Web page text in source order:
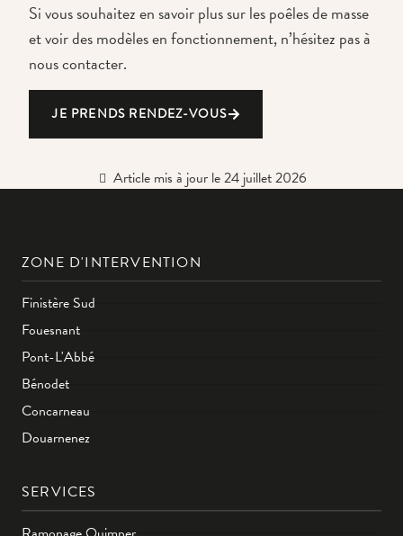
Si vous souhaitez en savoir plus sur les poêles de masse
et voir des modèles en fonctionnement, n’hésitez pas à
nous contacter.
JE PRENDS RENDEZ-VOUS
Article mis à jour le 24 juillet 2026
ZONE D'INTERVENTION
Finistère Sud
Fouesnant
Pont-L'Abbé
Bénodet
Concarneau
Douarnenez
SERVICES